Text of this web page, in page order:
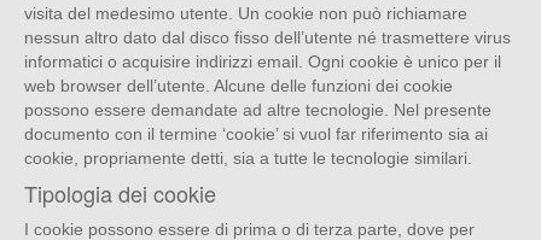
visita del medesimo utente. Un cookie non può richiamare
nessun altro dato dal disco fisso dell’utente né trasmettere virus
informatici o acquisire indirizzi email. Ogni cookie è unico per il
web browser dell’utente. Alcune delle funzioni dei cookie
possono essere demandate ad altre tecnologie. Nel presente
documento con il termine ‘cookie’ si vuol far riferimento sia ai
cookie, propriamente detti, sia a tutte le tecnologie similari.
Tipologia dei cookie
I cookie possono essere di prima o di terza parte, dove per